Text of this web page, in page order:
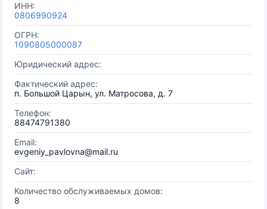
ИНН:
0806990924
ОГРН:
1090805000087
Юридический адрес:
Фактический адрес:
п. Большой Царын, ул. Матросова, д. 7
Телефон:
88474791380
Email:
evgeniy_pavlovna@mail.ru
Сайт:
Количество обслуживаемых домов:
8